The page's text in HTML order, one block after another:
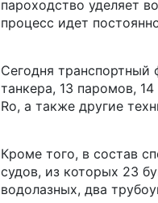
пароходство уделяет
процесс идет
Сегодня транспортный
танкера, 13 паромов,
Ro, а также другие
Кроме того, в состав
судов, из которых 23
водолазных, два